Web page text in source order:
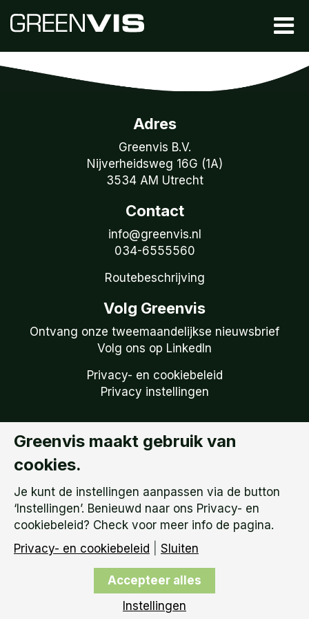
Adres
Greenvis B.V.
Nijverheidsweg 16G (1A)
3534 AM Utrecht
Contact
info@greenvis.nl
034-6555560
Routebeschrijving
Volg Greenvis
Ontvang onze tweemaandelijkse nieuwsbrief
Volg ons op LinkedIn
Privacy- en cookiebeleid
Privacy instellingen
Copyright © 2026Greenvis | KVK: 51738759 –
BTW Nummer: NL 850.149.095.B01 |
Greenvis maakt gebruik van
cookies.
Je kunt de instellingen aanpassen via de button
‘Instellingen’. Benieuwd naar ons Privacy- en
cookiebeleid? Check voor meer info de pagina.
Privacy- en cookiebeleid
Sluiten
Accepteer alles
Instellingen